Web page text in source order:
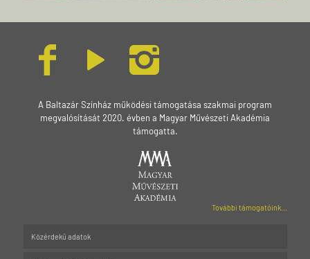
A Baltazár Színház működési támogatása szakmai program
megvalósítását 2020. évben a Magyar Művészeti Akadémia
támogatta.
További támogatóink...
Közérdekű adatok